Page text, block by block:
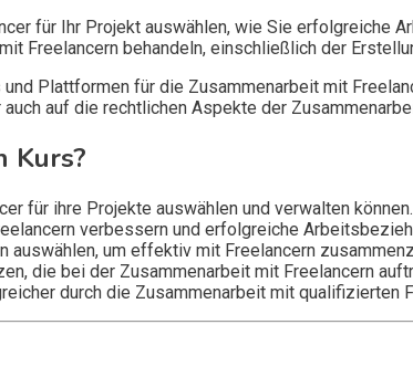
für Ihr Projekt auswählen, wie Sie erfolgreiche
Freelancern behandeln, einschließlich der
Plattformen für die Zusammenarbeit mit
auf die rechtlichen Aspekte der
Kurs?
für ihre Projekte auswählen und verwalten können.
verbessern und erfolgreiche
um effektiv mit Freelancern
die bei der Zusammenarbeit mit Freelancern
durch die Zusammenarbeit mit qualifizierten